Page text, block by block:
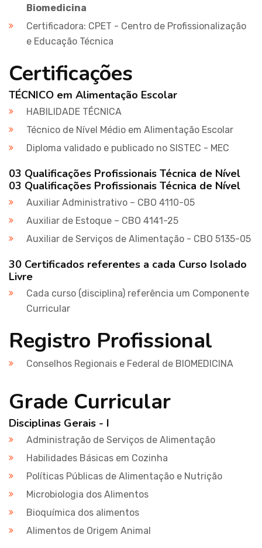
Biomedicina
Certificadora: CPET - Centro de Profissionalização
e Educação Técnica
Certificações
TÉCNICO em Alimentação Escolar
HABILIDADE TÉCNICA
Técnico de Nível Médio em Alimentação Escolar
Diploma validado e publicado no SISTEC - MEC
03 Qualificações Profissionais Técnica de Nível
03 Qualificações Profissionais Técnica de Nível
Auxiliar Administrativo – CBO 4110-05
Auxiliar de Estoque – CBO 4141-25
Auxiliar de Serviços de Alimentação - CBO 5135-05
30 Certificados referentes a cada Curso Isolado
Livre
Cada curso (disciplina) referência um Componente
Curricular
Registro Profissional
Conselhos Regionais e Federal de BIOMEDICINA
Grade Curricular
Disciplinas Gerais - I
Administração de Serviços de Alimentação
Habilidades Básicas em Cozinha
Políticas Públicas de Alimentação e Nutrição
Microbiologia dos Alimentos
Bioquímica dos alimentos
Alimentos de Origem Animal